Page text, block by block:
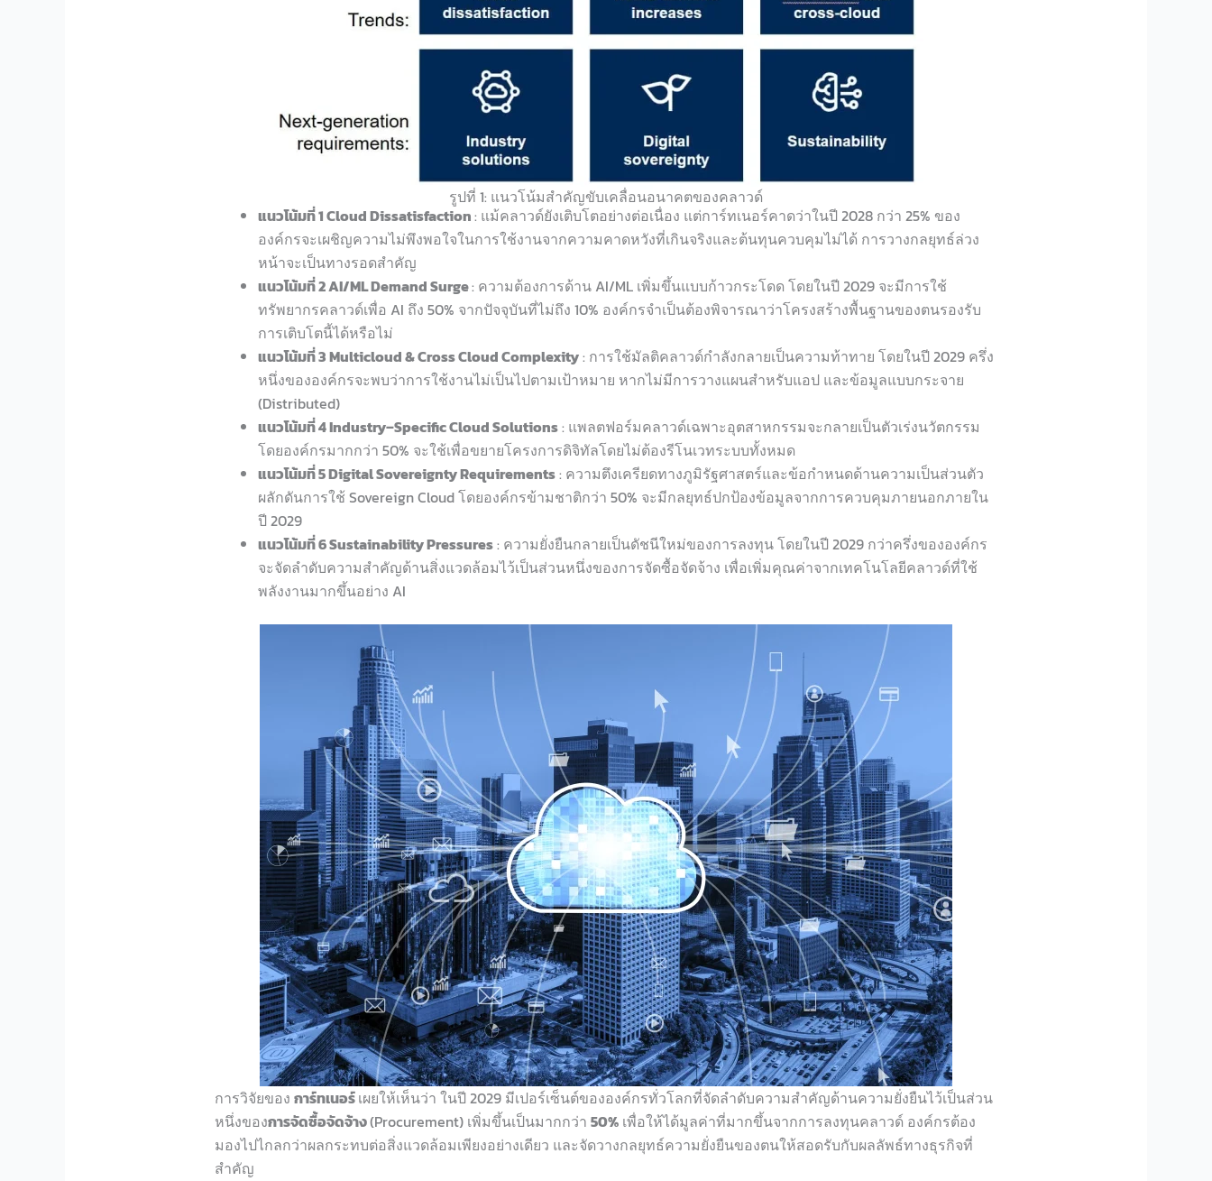
รูปที่ 1: แนวโน้มสำคัญขับเคลื่อนอนาคตของคลาวด์
แนวโน้มที่ 1 Cloud Dissatisfaction: แม้คลาวด์ยังเติบโตอย่างต่อเนื่อง แต่การ์ทเนอร์คาดว่าในปี 2028 กว่า 25% ของ
องค์กรจะเผชิญความไม่พึงพอใจในการใช้งานจากความคาดหวังที่เกินจริงและต้นทุนควบคุมไม่ได้ การวางกลยุทธ์ล่วง
หน้าจะเป็นทางรอดสำคัญ
แนวโน้มที่ 2 AI/ML Demand Surge: ความต้องการด้าน AI/ML เพิ่มขึ้นแบบก้าวกระโดด โดยในปี 2029 จะมีการใช้
ทรัพยากรคลาวด์เพื่อ AI ถึง 50% จากปัจจุบันที่ไม่ถึง 10% องค์กรจำเป็นต้องพิจารณาว่าโครงสร้างพื้นฐานของตนรองรับ
การเติบโตนี้ได้หรือไม่
แนวโน้มที่ 3 Multicloud & Cross Cloud Complexity: การใช้มัลติคลาวด์กำลังกลายเป็นความท้าทาย โดยในปี 2029 ครึ่ง
หนึ่งขององค์กรจะพบว่าการใช้งานไม่เป็นไปตามเป้าหมาย หากไม่มีการวางแผนสำหรับแอป และข้อมูลแบบกระจาย
(Distributed)
แนวโน้มที่ 4 Industry–Specific Cloud Solutions: แพลตฟอร์มคลาวด์เฉพาะอุตสาหกรรมจะกลายเป็นตัวเร่งนวัตกรรม
โดยองค์กรมากกว่า 50% จะใช้เพื่อขยายโครงการดิจิทัลโดยไม่ต้องรีโนเวทระบบทั้งหมด
แนวโน้มที่ 5 Digital Sovereignty Requirements: ความตึงเครียดทางภูมิรัฐศาสตร์และข้อกำหนดด้านความเป็นส่วนตัว
ผลักดันการใช้ Sovereign Cloud โดยองค์กรข้ามชาติกว่า 50% จะมีกลยุทธ์ปกป้องข้อมูลจากการควบคุมภายนอกภายใน
ปี 2029
แนวโน้มที่ 6 Sustainability Pressures: ความยั่งยืนกลายเป็นดัชนีใหม่ของการลงทุน โดยในปี 2029 กว่าครึ่งขององค์กร
จะจัดลำดับความสำคัญด้านสิ่งแวดล้อมไว้เป็นส่วนหนึ่งของการจัดซื้อจัดจ้าง เพื่อเพิ่มคุณค่าจากเทคโนโลยีคลาวด์ที่ใช้
พลังงานมากขึ้นอย่าง AI
การวิจัยของการ์ทเนอร์เผยให้เห็นว่า ในปี2029 มีเปอร์เซ็นต์ขององค์กรทั่วโลกที่จัดลำดับความสำคัญด้านความยั่งยืนไว้เป็นส่วน
หนงของการจัดซื้อจัดจ้าง(Procurement) เพิ่มขึ้นเป็นมากกว่า50% เพื่อให้ได้มูลค่าที่มากขึ้นจากการลงทุนคลาวด์ องค์กรต้อง
มองไปไกลกว่าผลกระทบต่อสิ่งแวดล้อมเพียงอย่างเดียว และจัดวางกลยุทธ์ความยั่งยืนของตนให้สอดรับกับผลลัพธ์ทางธุรกิจที่
สำคัญ